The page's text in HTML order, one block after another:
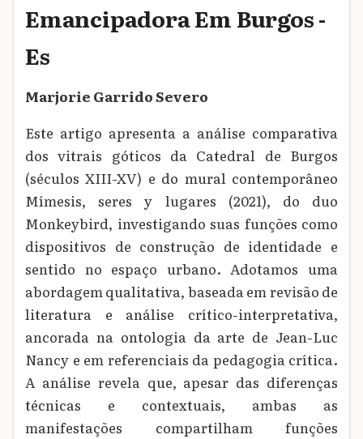
Emancipadora Em Burgos -
Es
Marjorie Garrido Severo
Este artigo apresenta a análise comparativa
dos vitrais góticos da Catedral de Burgos
(séculos XIII-XV) e do mural contemporâneo
Mímesis, seres y lugares (2021), do duo
Monkeybird, investigando suas funções como
dispositivos de construção de identidade e
sentido no espaço urbano. Adotamos uma
abordagem qualitativa, baseada em revisão de
literatura e análise crítico-interpretativa,
ancorada na ontologia da arte de Jean-Luc
Nancy e em referenciais da pedagogia crítica.
A análise revela que, apesar das diferenças
técnicas e contextuais, ambas as
manifestações compartilham funções